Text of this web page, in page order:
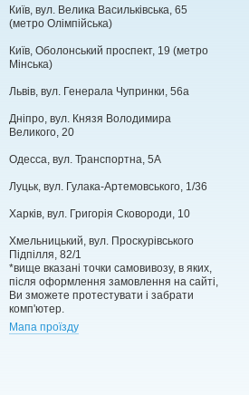
Київ, вул. Велика Васильківська, 65
(метро Олімпійська)
Київ, Оболонський проспект, 19 (метро
Мінська)
Львів, вул. Генерала Чупринки, 56а
Дніпро, вул. Князя Володимира
Великого, 20
Одесса, вул. Транспортна, 5А
Луцьк, вул. Гулака-Артемовського, 1/36
Харків, вул. Григорія Сковороди, 10
Хмельницький, вул. Проскурівського
Підпілля, 82/1
*вище вказані точки самовивозу, в яких,
після оформлення замовлення на сайті,
Ви зможете протестувати і забрати
комп'ютер.
Мапа проїзду